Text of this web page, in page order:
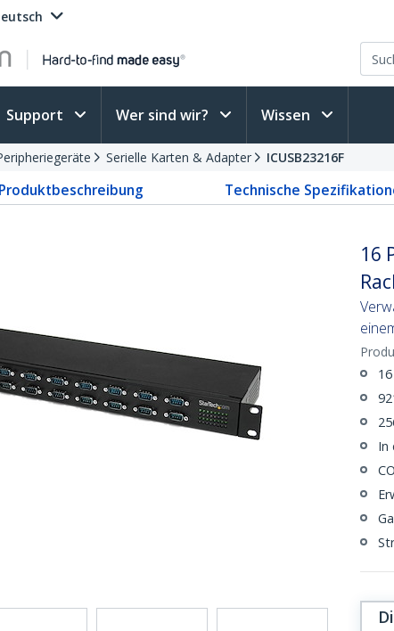
Support Wer sind wir? Wissen
Serielle Karten & Adapter ICUSB23216F
Produktbeschreibung Technische
16
In